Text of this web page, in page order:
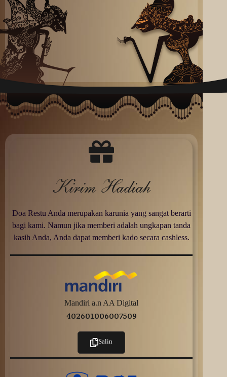
Kirim Hadiah
Doa Restu Anda merupakan karunia yang sangat berarti
bagi kami. Namun jika memberi adalah ungkapan tanda
kasih Anda, Anda dapat memberi kado secara cashless.
Mandiri a.n AA Digital
40260100‍6007509
Salin